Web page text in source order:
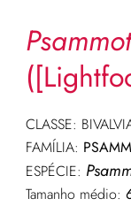
CLASSE:
FAMÍLIA:
ESPÉCIE:
Tamanho médio: